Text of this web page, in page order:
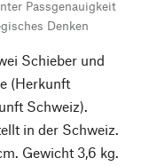
Passgenauigkeit
Denken
Schieber und
(Herkunft
Schweiz).
in der Schweiz.
Gewicht 3,6 kg.